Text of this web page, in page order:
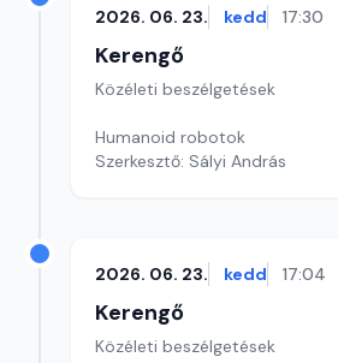
2026. 06. 23. kedd 17:30
Kerengő
Közéleti beszélgetések
Humanoid robotok
Szerkesztő: Sályi András
2026. 06. 23. kedd 17:04
Kerengő
Közéleti beszélgetések